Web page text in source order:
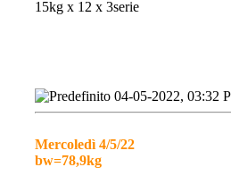
15kg x 12 x 3serie
04-05-2022, 03:32
Mercoledì 4/5/22
bw=78,9kg